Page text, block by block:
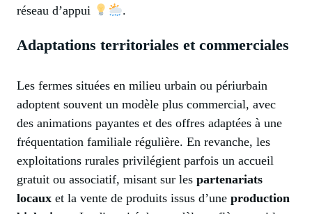
réseau d’appui
.
Adaptations territoriales et commerciales
Les fermes situées en milieu urbain ou périurbain
adoptent souvent un modèle plus commercial, avec
des animations payantes et des offres adaptées à une
fréquentation familiale régulière. En revanche, les
exploitations rurales privilégient parfois un accueil
gratuit ou associatif, misant sur les partenariats
locaux et la vente de produits issus d’une production